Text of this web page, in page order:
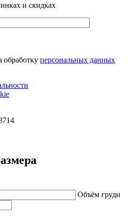
и скидках
обработку персональных данных
Объём груди